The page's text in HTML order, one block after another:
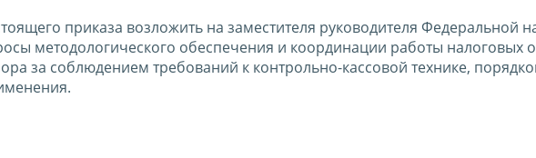
приказа возложить на заместителя руководителя Федеральной
методологического обеспечения и координации работы налоговых
за соблюдением требований к контрольно-кассовой технике,